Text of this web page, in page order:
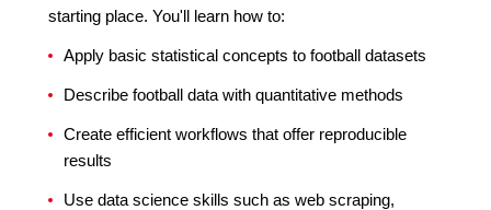
starting place. You'll learn how to:
Apply basic statistical concepts to football datasets
Describe football data with quantitative methods
Create efficient workflows that offer reproducible
results
Use data science skills such as web scraping,